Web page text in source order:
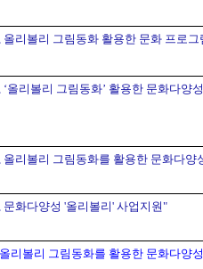
올리볼리 그림동화 활용한 문화 프로그
‘올리볼리 그림동화’ 활용한 문화다양성
올리볼리 그림동화를 활용한 문화다양
문화다양성 '올리볼리'사업지원"
올리볼리 그림동화를 활용한 문화다양성